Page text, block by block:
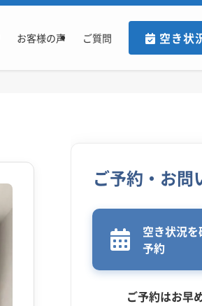
お客様の声 ご質問 空き状
ご予約・お問
空き状況を
予約
ご予約はお早